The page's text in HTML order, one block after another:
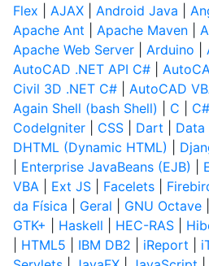
Flex
AJAX Android Java
Apache Ant
Apache Maven
Apache Web Server
Arduino
AutoCAD .NET API C#
Civil 3D .NET C#
AutoCAD
Again Shell (bash Shell)
C C#
CodeIgniter
CSS Dart Data
DHTML (Dynamic HTML)
Enterprise JavaBeans (EJB)
VBA
Ext JS Facelets
da Física
Geral GNU Octave
GTK+
Haskell HEC-RAS
HTML5 IBM DB2 iReport